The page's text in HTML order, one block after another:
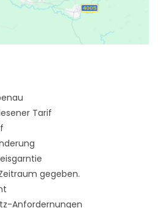
Tarif
gegeben.
Anfordernungen